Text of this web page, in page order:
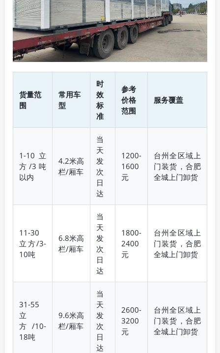
货量范
围
常用车
型
时
效
标
准
参考
价格
范围
服务覆盖
1-10立
方/3吨
以内
4.2米高
栏/厢车
当
天
发
次
日
达
1200-
1600
元
台州全区域上
门装货，合肥
全城上门卸货
11-30
立方/3-
10吨
6.8米高
栏/厢车
当
天
发
次
日
达
1800-
2400
元
台州全区域上
门装货，合肥
全城上门卸货
31-55
立
方/10-
18吨
9.6米高
栏/厢车
当
天
发
次
日
达
2600-
3200
元
台州全区域上
门装货，合肥
全城上门卸货